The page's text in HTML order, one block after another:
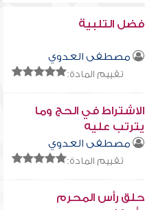
فضل التلبية
مصطفى العدوي
تقييم المادة:
الاشتراط في الحج وما
يترتب عليه
مصطفى العدوي
تقييم المادة:
حلق رأس المحرم